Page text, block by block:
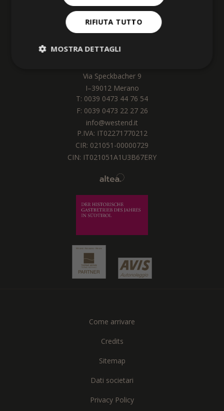
Hotel Westend
Via Speckbacher 9
I–39012 Merano
T: 0039 0473 44 76 54
F: 0039 0473 22 27 26
info@westend.it
P.IVA: IT02271770212
CIR: 021051-00000729
CIN: IT021051A1U3B67ERY
Come arrivare
Credits
Sitemap
Dati societari
Privacy Policy
RIFIUTA TUTTO
MOSTRA DETTAGLI